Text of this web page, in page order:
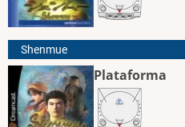
Shenmue
Plataforma